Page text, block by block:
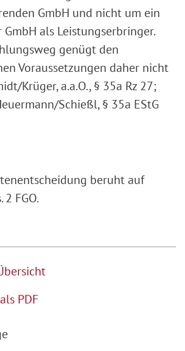
GmbH und nicht um ein
als Leistungserbringer.
genügt den
Voraussetzungen daher nicht
Krüger, a.a.O., § 35a Rz 27;
Schießl, § 35a EStG
beruht auf
2 FGO.
PDF